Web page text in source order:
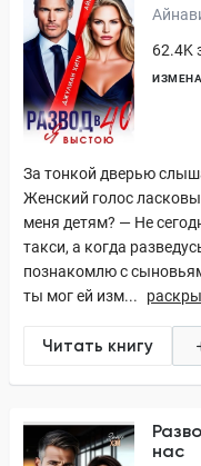
62.4K
ИЗМЕНА
За тонкой дверью
Женский голос
меня детям? — Не
такси, а когда
познакомлю с
ты мог ей изм...
Читать книгу
нас